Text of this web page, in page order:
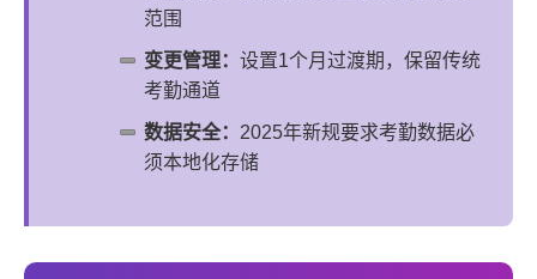
范围
变更管理： 设置1个月过渡期，保留传统
考勤通道
数据安全： 2025年新规要求考勤数据必
须本地化存储